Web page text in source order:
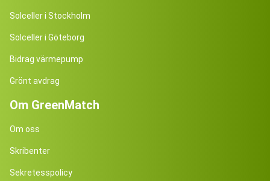
Solceller i Stockholm
Solceller i Göteborg
Bidrag värmepump
Grönt avdrag
Om GreenMatch
Om oss
Skribenter
Sekretesspolicy